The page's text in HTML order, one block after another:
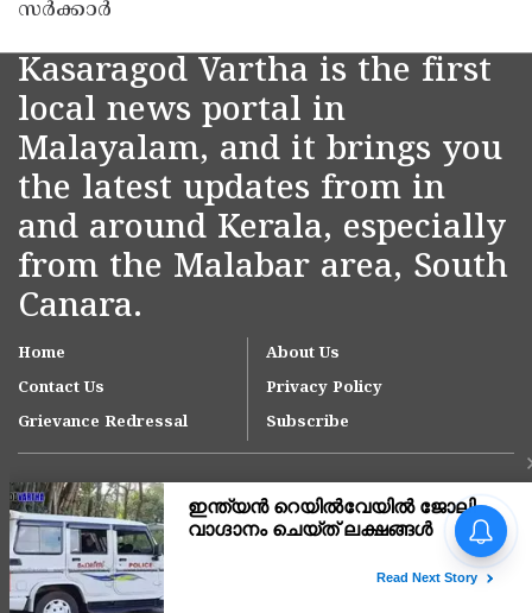
സർക്കാർ
Kasaragod Vartha is the first
local news portal in
Malayalam, and it brings you
the latest updates from in
and around Kerala, especially
from the Malabar area, South
Canara.
Home
About Us
Contact Us
Privacy Policy
Grievance Redressal
Subscribe
Copyright © 2007-